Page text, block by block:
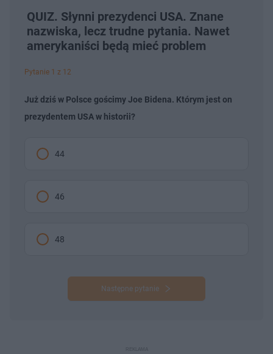
QUIZ. Słynni prezydenci USA. Znane
nazwiska, lecz trudne pytania. Nawet
amerykaniści będą mieć problem
Pytanie 1 z 12
Już dziś w Polsce gościmy Joe Bidena. Którym jest on
prezydentem USA w historii?
44
46
48
Następne pytanie